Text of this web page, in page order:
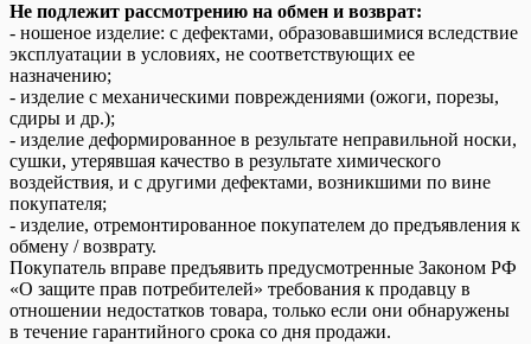
Не подлежит рассмотрению на обмен и возврат:
- ношеное изделие: с дефектами, образовавшимися вследствие
эксплуатации в условиях, не соответствующих ее
назначению;
- изделие с механическими повреждениями (ожоги, порезы,
сдиры и др.);
- изделие деформированное в результате неправильной носки,
сушки, утерявшая качество в результате химического
воздействия, и с другими дефектами, возникшими по вине
покупателя;
- изделие, отремонтированное покупателем до предъявления к
обмену / возврату.
Покупатель вправе предъявить предусмотренные Законом РФ
«О защите прав потребителей» требования к продавцу в
отношении недостатков товара, только если они обнаружены
в течение гарантийного срока со дня продажи.